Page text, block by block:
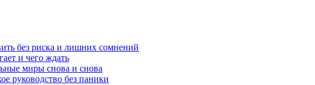
без риска и лишних сомнений
и чего ждать
миры снова и снова
руководство без паники